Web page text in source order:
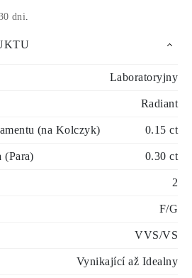
dni.
Laboratoryjny
Radiant
(na Kolczyk) 0.15 ct
(Para) 0.30 ct
2
F/G
VVS/VS
Vynikající až Idealny